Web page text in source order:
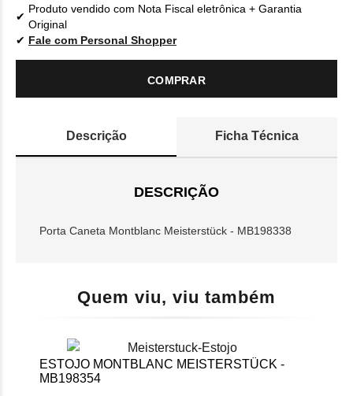
Produto vendido com Nota Fiscal eletrônica + Garantia
Original
Fale com Personal Shopper
COMPRAR
Descrição Ficha Técnica
DESCRIÇÃO
Porta Caneta Montblanc Meisterstück - MB198338
Quem viu, viu também
ESTOJO MONTBLANC MEISTERSTÜCK -
MB198354